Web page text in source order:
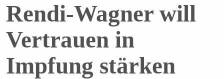
Rendi-Wagner will
Vertrauen in
Impfung stärken